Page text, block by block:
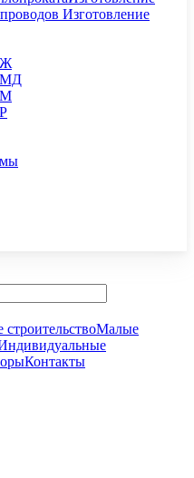
Изготовление
строительствоМалые
Контакты